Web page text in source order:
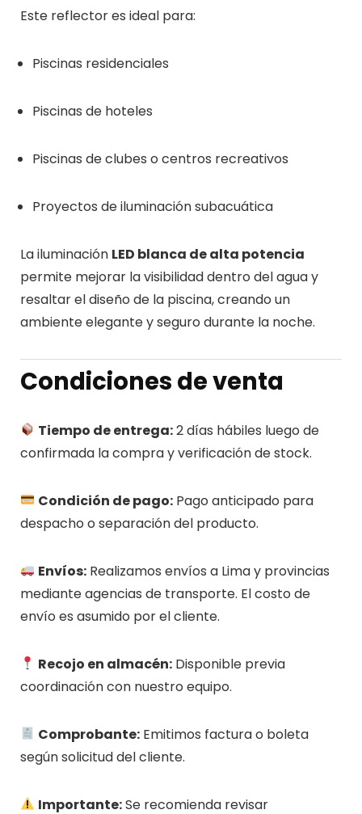
Este reflector es ideal para:
Piscinas residenciales
Piscinas de hoteles
Piscinas de clubes o centros recreativos
Proyectos de iluminación subacuática
La iluminación LED blanca de alta potencia
permite mejorar la visibilidad dentro del agua y
resaltar el diseño de la piscina, creando un
ambiente elegante y seguro durante la noche.
Condiciones de venta
Tiempo de entrega:2 días hábiles luego de
confirmada la compra y verificación de stock.
Condición de pago:Pago anticipado para
despacho o separación del producto.
Envíos:Realizamos envíos a Lima y provincias
mediante agencias de transporte. El costo de
envío es asumido por el cliente.
Recojo en almacén:Disponible previa
coordinación con nuestro equipo.
Comprobante:Emitimos factura o boleta
según solicitud del cliente.
Importante:Se recomienda revisar